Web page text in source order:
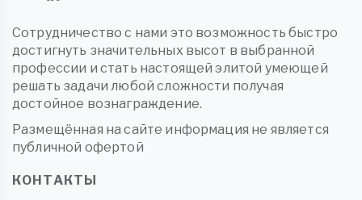
Сотрудничество с нами это возможность быстро
достигнуть значительных высот в выбранной
профессии и стать настоящей элитой умеющей
решать задачи любой сложности получая
достойное вознаграждение.
Размещённая на сайте информация не является
публичной офертой
КОНТАКТЫ